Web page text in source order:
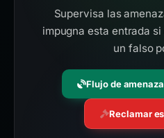
Supervisa las
impugna esta entrada
un falso
Flujo de
Reclamar